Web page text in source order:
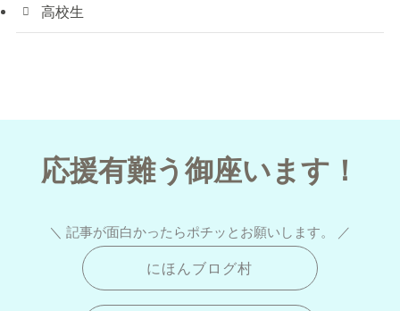
高校生
応援有難う御座います！
＼ 記事が面白かったらポチッとお願いします。 ／
にほんブログ村